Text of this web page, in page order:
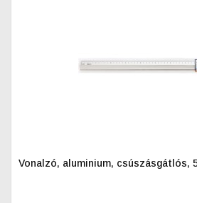
Vonalzó, aluminium, csúszásgátlós,